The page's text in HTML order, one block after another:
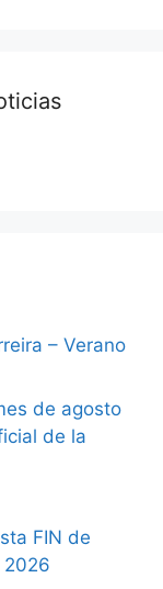
– Verano
de agosto
de la
FIN de
2026